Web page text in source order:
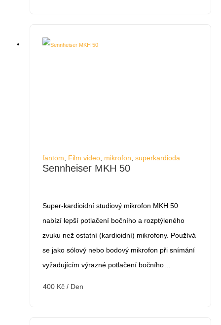
fantom, Film video, mikrofon, superkardioda
Sennheiser MKH 50
Super-kardioidní studiový mikrofon MKH 50
nabízí lepší potlačení bočního a rozptýleného
zvuku než ostatní (kardioidní) mikrofony. Používá
se jako sólový nebo bodový mikrofon při snímání
vyžadujícím výrazné potlačení bočního…
400 Kč / Den